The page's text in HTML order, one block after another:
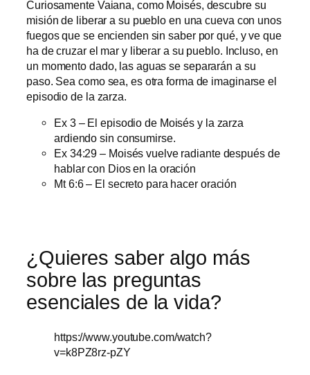
Curiosamente Vaiana, como Moisés, descubre su
misión de liberar a su pueblo en una cueva con unos
fuegos que se encienden sin saber por qué, y ve que
ha de cruzar el mar y liberar a su pueblo. Incluso, en
un momento dado, las aguas se separarán a su
paso. Sea como sea, es otra forma de imaginarse el
episodio de la zarza.
Ex 3 – El episodio de Moisés y la zarza
ardiendo sin consumirse.
Ex 34:29 – Moisés vuelve radiante después de
hablar con Dios en la oración
Mt 6:6 – El secreto para hacer oración
¿Quieres saber algo más
sobre las preguntas
esenciales de la vida?
https://www.youtube.com/watch?
v=k8PZ8rz-pZY